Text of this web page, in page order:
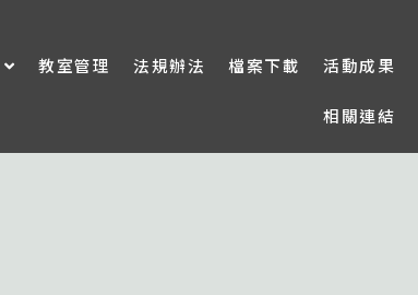
教室管理 法規辦法 檔案下載 活動成果
相關連結